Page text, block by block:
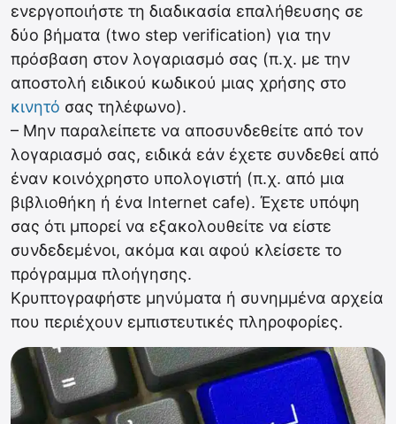
ενεργοποιήστε τη διαδικασία επαλήθευσης σε
δύο βήματα (two step verification) για την
πρόσβαση στον λογαριασμό σας (π.χ. με την
αποστολή ειδικού κωδικού μιας χρήσης στο
κινητό σας τηλέφωνο).
– Μην παραλείπετε να αποσυνδεθείτε από τον
λογαριασμό σας, ειδικά εάν έχετε συνδεθεί από
έναν κοινόχρηστο υπολογιστή (π.χ. από μια
βιβλιοθήκη ή ένα Internet cafe). Έχετε υπόψη
σας ότι μπορεί να εξακολουθείτε να είστε
συνδεδεμένοι, ακόμα και αφού κλείσετε το
πρόγραμμα πλοήγησης.
Κρυπτογραφήστε μηνύματα ή συνημμένα αρχεία
που περιέχουν εμπιστευτικές πληροφορίες.